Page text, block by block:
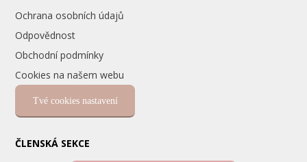
Ochrana osobních údajů
Odpovědnost
Obchodní podmínky
Cookies na našem webu
Tvé cookies nastavení
ČLENSKÁ SEKCE